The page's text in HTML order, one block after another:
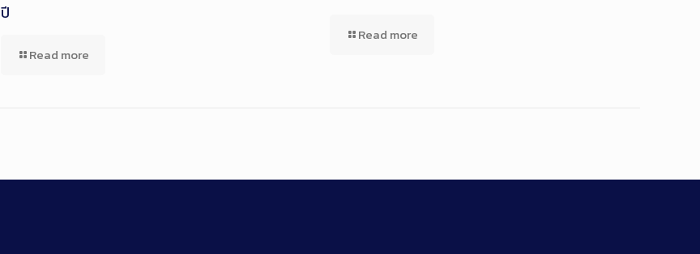
ปี
Read more
Read more